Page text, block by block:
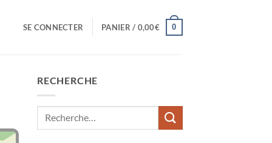
SE CONNECTER PANIER / 0,00€ 0
RECHERCHE